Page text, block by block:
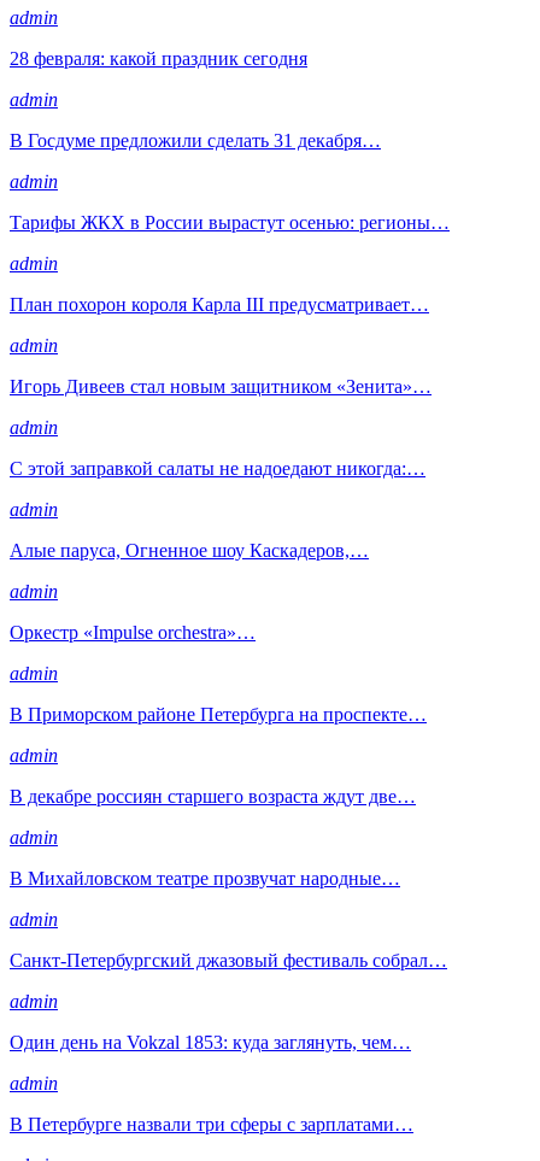
admin
28 февраля: какой праздник сегодня
admin
В Госдуме предложили сделать 31 декабря…
admin
Тарифы ЖКХ в России вырастут осенью: регионы…
admin
План похорон короля Карла III предусматривает…
admin
Игорь Дивеев стал новым защитником «Зенита»…
admin
С этой заправкой салаты не надоедают никогда:…
admin
Алые паруса, Огненное шоу Каскадеров,…
admin
Оркестр «Impulse orchestra»…
admin
В Приморском районе Петербурга на проспекте…
admin
В декабре россиян старшего возраста ждут две…
admin
В Михайловском театре прозвучат народные…
admin
Санкт-Петербургский джазовый фестиваль собрал…
admin
Один день на Vokzal 1853: куда заглянуть, чем…
admin
В Петербурге назвали три сферы с зарплатами…